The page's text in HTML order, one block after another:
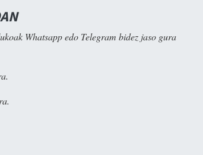
Whatsapp edo Telegram bidez jaso gura